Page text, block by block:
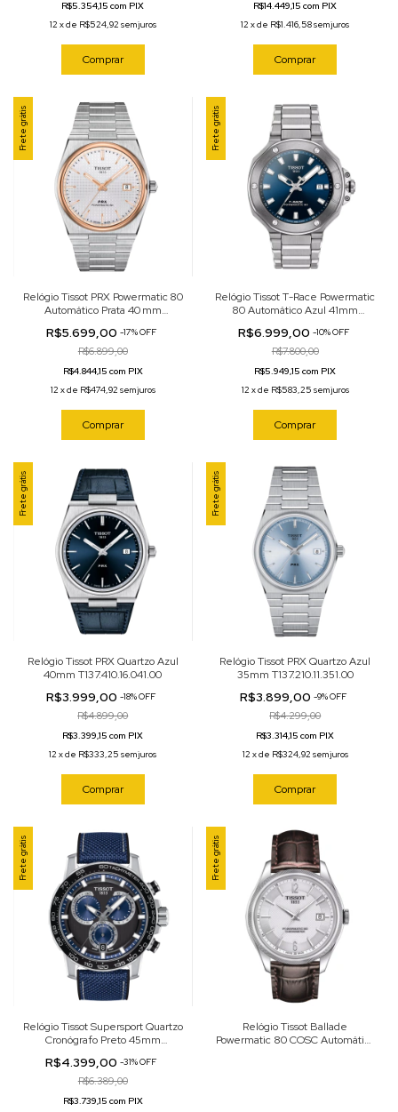
R$5.354,15 com PIX
12 xde R$524,92 sem juros
Comprar
R$14.449,15 com PIX
12 xde R$1.416,58sem juros
Comprar
Frete grátis
Relógio Tissot PRX Powermatic 80
Automático Prata 40 mm
R$5.699,00 -17%OFF
R$6.899,00
R$4.844,15 com PIX
12 xde R$474,92 sem juros
Comprar
Frete grátis
Relógio Tissot T-Race Powermatic
80 Automático Azul 41mm
R$6.999,00 -10%OFF
R$7.800,00
R$5.949,15 com PIX
12 xde R$583,25 sem juros
Comprar
Frete grátis
Relógio Tissot PRX Quartzo Azul
40mm T137.410.16.041.00
R$3.999,00-18%OFF
R$4.899,00
R$3.399,15 com PIX
12 xde R$333,25 sem juros
Comprar
Frete grátis
Relógio Tissot PRX Quartzo Azul
35mm T137.210.11.351.00
R$3.899,00-9%OFF
R$4.299,00
R$3.314,15 com PIX
12 xde R$324,92 sem juros
Comprar
Frete grátis
Relógio Tissot Supersport Quartzo
Cronógrafo Preto 45mm
R$4.399,00-31%OFF
R$6.389,00
R$3.739,15 com PIX
Frete grátis
Relógio Tissot Ballade
Powermatic 80 COSC Automático